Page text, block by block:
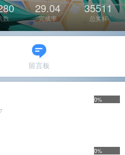
数
29.04
完成率
35511
总奖杯
留言板
0%
0%